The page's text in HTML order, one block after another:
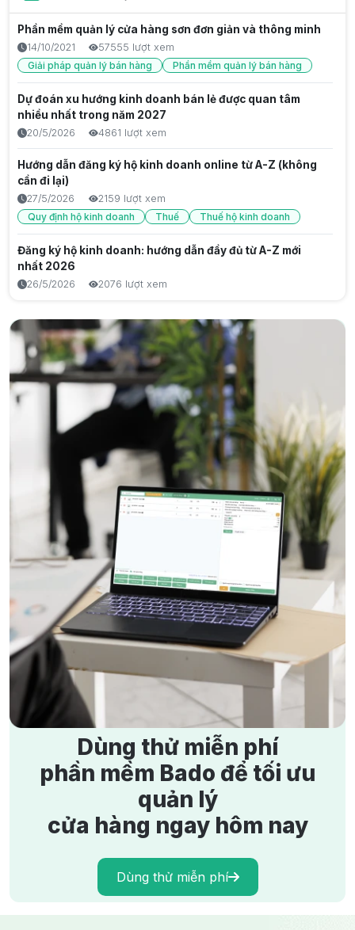
Thế hệ Gen Z từ năm nào? Tìm hiểu nguồn gốc và đặc
điểm Gen Z
6/8/2026 4 lượt xem
Thế hệ gen z la gì? Đặc điểm, năm sinh và vai trò trong
thời đại số
6/8/2026
Sau Gen Z là gen gì? Tìm hiểu thế hệ Alpha từ A đến Z
6/8/2026
Chat GPT Hình Ảnh: Hướng Dẫn Tạo & Phân Tích Ảnh Với
AI 2026
Kiến thức công nghệ
Thẻ Căn Cước Mới: Quy Định 2026 & Hướng Dẫn Đổi Chi
5/8/2026 17 lượt xem
Phần mềm quản lý cửa hàng sơn đơn giản và thông minh
14/10/2021
57555 lượt xem
Giải pháp quản lý bán hàng
Phần mềm quản lý bán hàng
Dự đoán xu hướng kinh doanh bán lẻ được quan tâm
nhiều nhất trong năm 2027
20/5/2026 4861 lượt xem
Hướng dẫn đăng ký hộ kinh doanh online từ A-Z (không
cần đi lại)
27/5/2026
2159 lượt xem
Quy định hộ kinh doanh
Thuế Thuế hộ kinh doanh
Đăng ký hộ kinh doanh: hướng dẫn đầy đủ từ A-Z mới
nhất 2026
26/5/2026 2076 lượt xem
thu
5/9/2025 1886 lượt xem
Tại sao bán hàng thủ công dễ sai sót, mất lòng khách?
1808 lượt xem
Giải pháp cho hàng hoá thất thoát, không biết tồn – hết
1699 lượt xem
Làm sao biết mỗi ngày lời hay lỗ khi báo cáo quá phức
5/9/2025 1666 lượt xem
Hướng dẫn ghi sổ kế toán cho hộ kinh doanh theo thông
tư 152/2025/TT-BTC
1656 lượt xem
Hướng dẫn tự kê khai thuế cho hộ kinh doanh từ năm
2026 theo Nghị quyết 198/2025
21/11/2025
Dùng thử miễn phí
phần mềm Bado để tối ưu
quản lý
cửa hàng ngay hôm nay
Dùng thử miễn phí